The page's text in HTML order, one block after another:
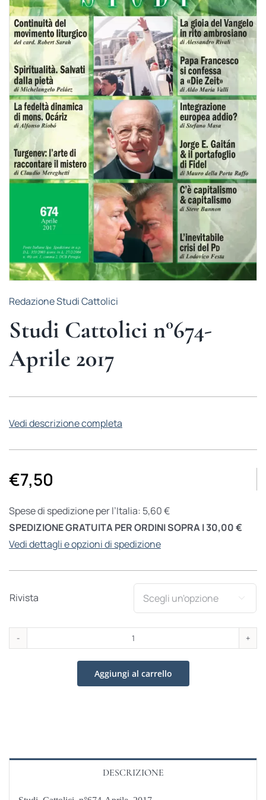
BIOGRAFIE
ATTUALITÀ
Redazione Studi Cattolici
Studi Cattolici n°674-
Aprile 2017
Vedi descrizione completa
€7,50
Spese di spedizione per l’Italia: 5,60 €
SPEDIZIONE GRATUITA PER ORDINI SOPRA I 30,00 €
Vedi dettagli e opzioni di spedizione
Rivista 
Studi
Cattolici
n°674-
Aggiungi al carrello
DESCRIZIONE